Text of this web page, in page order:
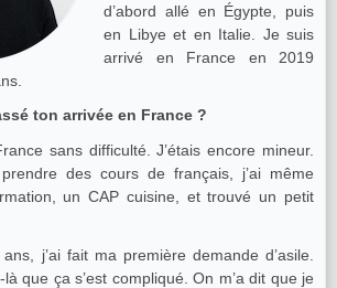
d’abord allé en Égypte, puis
en Libye et en Italie. Je suis
arrivé en France en 2019
ton arrivée en France ?
sans difficulté. J’étais encore mineur.
des cours de français, j’ai même
un CAP cuisine, et trouvé un petit
j’ai fait ma première demande d’asile.
s’est compliqué. On m’a dit que je